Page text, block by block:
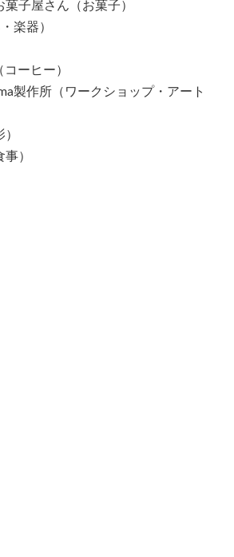
子屋さん（お菓子）
楽器）
ーヒー）
製作所（ワークショップ・アート
）